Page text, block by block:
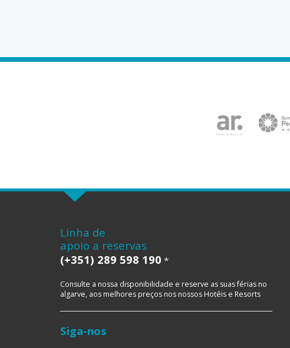
Linha de
apoio a reservas
(+351) 289 598 190 *
Consulte a nossa disponibilidade e reserve as suas férias no
algarve, aos melhores preços nos nossos Hotéis e Resorts
Siga-nos